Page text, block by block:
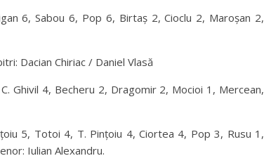
6, Sabou 6, Pop 6, Birtaș 2, Cioclu 2, Maroșan 2,
Dacian Chiriac / Daniel Vlasă
Ghivil 4, Becheru 2, Dragomir 2, Mocioi 1, Mercean,
5, Totoi 4, T. Pințoiu 4, Ciortea 4, Pop 3, Rusu 1,
Iulian Alexandru.